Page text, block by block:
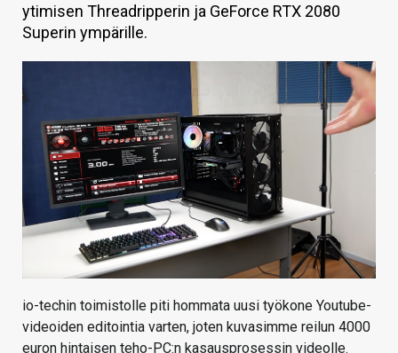
KAUPPA
VAIHDA TEEMA
HAKU
ytimisen Threadripperin ja GeForce RTX 2080
Superin ympärille.
io-techin toimistolle piti hommata uusi työkone Youtube-
videoiden editointia varten, joten kuvasimme reilun 4000
euron hintaisen teho-PC:n kasausprosessin videolle.